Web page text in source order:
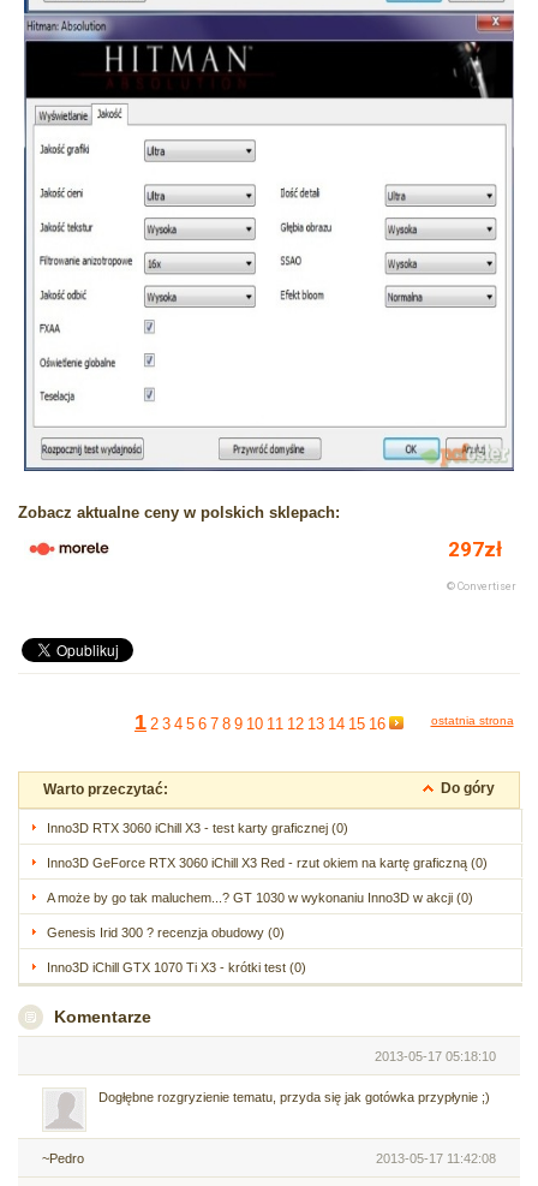
Zobacz aktualne ceny w polskich sklepach:
1 2 3 4 5 6 7 8 9 10 11 12 13 14 15 16 ostatnia strona
Warto przeczytać: Do góry
Inno3D RTX 3060 iChill X3 - test karty graficznej (0)
Inno3D GeForce RTX 3060 iChill X3 Red - rzut okiem na kartę graficzną (0)
A może by go tak maluchem...? GT 1030 w wykonaniu Inno3D w akcji (0)
Genesis Irid 300 ? recenzja obudowy (0)
Inno3D iChill GTX 1070 Ti X3 - krótki test (0)
Komentarze
2013-05-17 05:18:10
Dogłębne rozgryzienie tematu, przyda się jak gotówka przypłynie ;)
~Pedro 2013-05-17 11:42:08